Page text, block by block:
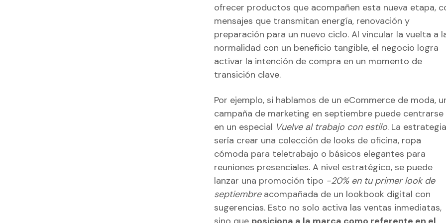
ofrecer productos que acompañen esta nueva etapa,
mensajes que transmitan energía, renovación y
preparación para un nuevo ciclo. Al vincular la vuelta a
normalidad con un beneficio tangible, el negocio logra
activar la intención de compra en un momento de
transición clave.
Por ejemplo, si hablamos de un eCommerce de moda,
campaña de marketing en septiembre puede centrarse
en un especial Vuelve al trabajo con estilo. La estrategia
sería crear una colección de looks de oficina, ropa
cómoda para teletrabajo o básicos elegantes para
reuniones presenciales. A nivel estratégico, se puede
lanzar una promoción tipo -20% en tu primer look de
septiembreacompañada de un lookbook digital con
sugerencias. Esto no solo activa las ventas inmediatas,